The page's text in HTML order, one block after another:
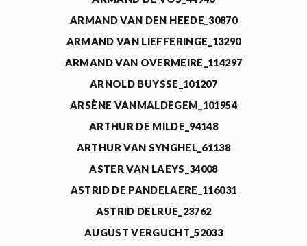
ARMAND VAN DEN HEEDE_30870
ARMAND VAN LIEFFERINGE_13290
ARMAND VAN OVERMEIRE_114297
ARNOLD BUYSSE_101207
ARSÈNE VANMALDEGEM_101954
ARTHUR DE MILDE_94148
ARTHUR VAN SYNGHEL_61138
ASTER VAN LAEYS_34008
ASTRID DE PANDELAERE_116031
ASTRID DELRUE_23762
AUGUST VERGUCHT_52033